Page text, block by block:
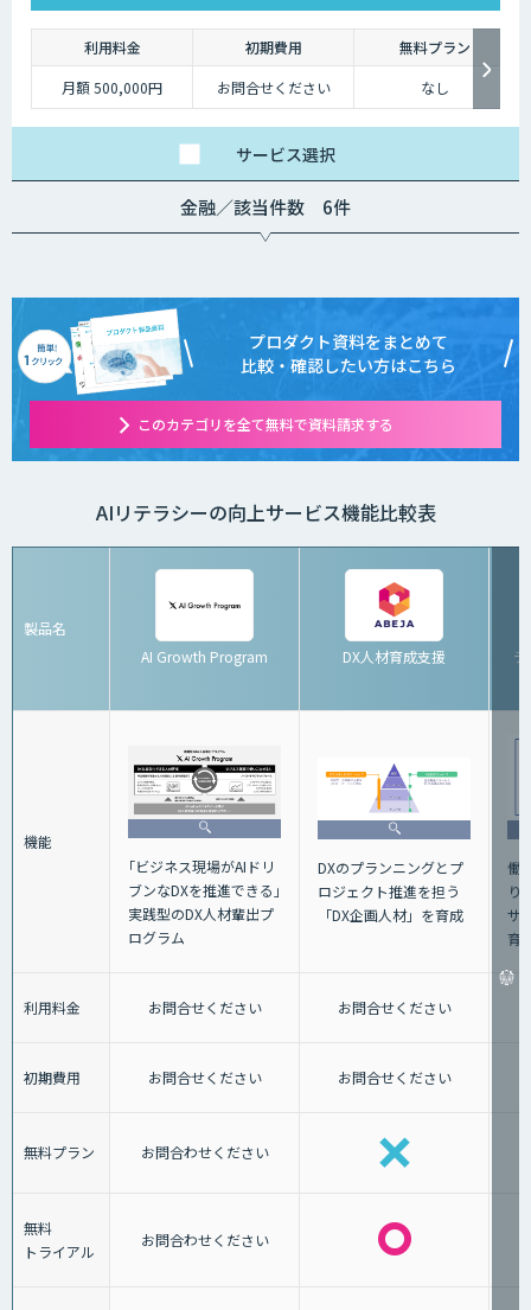
利用料金 初期費用
無料プラン
月額 500,000円
お問合せください なし
サービス選択
金融／該当件数 6件
プロダクト資料をまとめて
比較・確認したい方はこちら
このカテゴリを全て無料で資料請求する
AIリテラシーの向上サービス機能比較表
製品名
AI Growth Program
DX人材育成支援
機能
｢ビジネス現場がAIドリ
ブンなDXを推進できる｣
実践型のDX人材輩出プ
ログラム
DXのプランニングとプ
ロジェクト推進を担う
「DX企画人材」を育成
働
り
サ
育
利用料金 お問合せください お問合せください
初期費用 お問合せください お問合せください
無料プラン お問合わせください
無料
トライアル
お問合わせください